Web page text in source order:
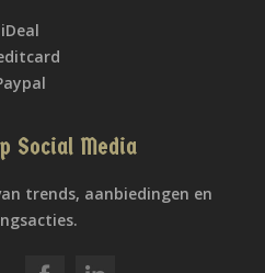
iDeal
Social Media
trends, aanbiedingen en